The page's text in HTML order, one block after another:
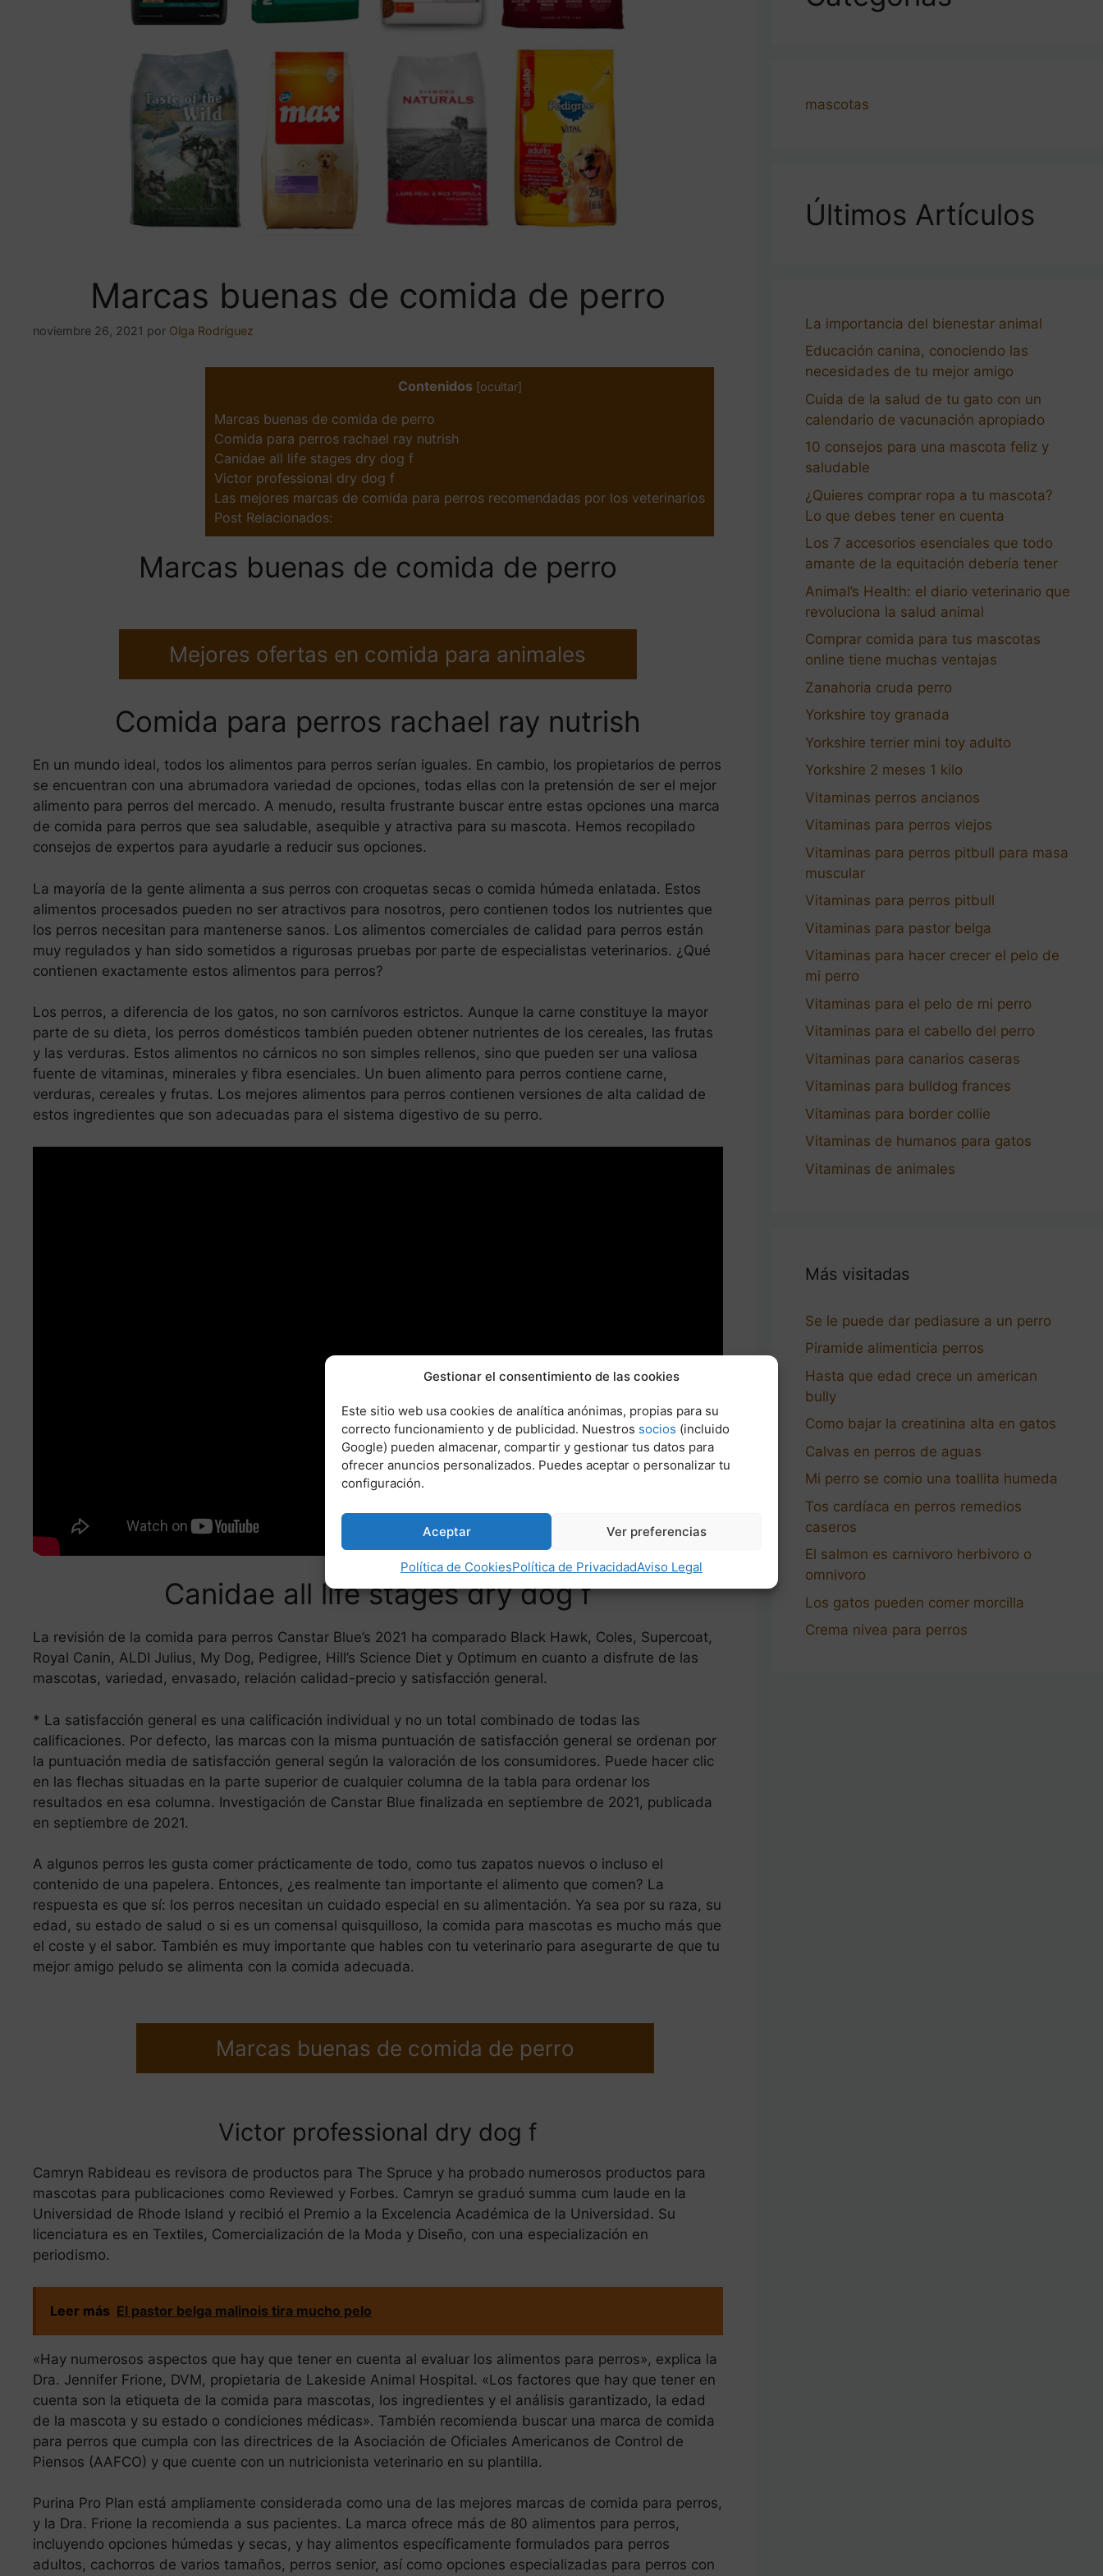
Gestionar el consentimiento de las cookies
Este sitio web usa cookies de analítica anónimas, propias para su
correcto funcionamiento y de publicidad. Nuestros socios (incluido
Google) pueden almacenar, compartir y gestionar tus datos para
ofrecer anuncios personalizados. Puedes aceptar o personalizar tu
configuración.
Aceptar Ver preferencias
Política de CookiesPolítica de PrivacidadAviso Legal
Marcas buenas de comida de perro
noviembre 26, 2021 por Olga Rodríguez
Contenidos [ocultar]
Marcas buenas de comida de perro
Comida para perros rachael ray nutrish
Canidae all life stages dry dog f
Victor professional dry dog f
Las mejores marcas de comida para perros recomendadas por los veterinarios
Post Relacionados:
Marcas buenas de comida de perro
Mejores ofertas en comida para animales
Comida para perros rachael ray nutrish
En un mundo ideal, todos los alimentos para perros serían iguales. En cambio, los propietarios de perros
se encuentran con una abrumadora variedad de opciones, todas ellas con la pretensión de ser el mejor
alimento para perros del mercado. A menudo, resulta frustrante buscar entre estas opciones una marca
de comida para perros que sea saludable, asequible y atractiva para su mascota. Hemos recopilado
consejos de expertos para ayudarle a reducir sus opciones.
La mayoría de la gente alimenta a sus perros con croquetas secas o comida húmeda enlatada. Estos
alimentos procesados pueden no ser atractivos para nosotros, pero contienen todos los nutrientes que
los perros necesitan para mantenerse sanos. Los alimentos comerciales de calidad para perros están
muy regulados y han sido sometidos a rigurosas pruebas por parte de especialistas veterinarios. ¿Qué
contienen exactamente estos alimentos para perros?
Los perros, a diferencia de los gatos, no son carnívoros estrictos. Aunque la carne constituye la mayor
parte de su dieta, los perros domésticos también pueden obtener nutrientes de los cereales, las frutas
y las verduras. Estos alimentos no cárnicos no son simples rellenos, sino que pueden ser una valiosa
fuente de vitaminas, minerales y fibra esenciales. Un buen alimento para perros contiene carne,
verduras, cereales y frutas. Los mejores alimentos para perros contienen versiones de alta calidad de
estos ingredientes que son adecuadas para el sistema digestivo de su perro.
Canidae all life stages dry dog f
La revisión de la comida para perros Canstar Blue’s 2021 ha comparado Black Hawk, Coles, Supercoat,
Royal Canin, ALDI Julius, My Dog, Pedigree, Hill’s Science Diet y Optimum en cuanto a disfrute de las
mascotas, variedad, envasado, relación calidad-precio y satisfacción general.
* La satisfacción general es una calificación individual y no un total combinado de todas las
calificaciones. Por defecto, las marcas con la misma puntuación de satisfacción general se ordenan por
la puntuación media de satisfacción general según la valoración de los consumidores. Puede hacer clic
en las flechas situadas en la parte superior de cualquier columna de la tabla para ordenar los
resultados en esa columna. Investigación de Canstar Blue finalizada en septiembre de 2021, publicada
en septiembre de 2021.
A algunos perros les gusta comer prácticamente de todo, como tus zapatos nuevos o incluso el
contenido de una papelera. Entonces, ¿es realmente tan importante el alimento que comen? La
respuesta es que sí: los perros necesitan un cuidado especial en su alimentación. Ya sea por su raza, su
edad, su estado de salud o si es un comensal quisquilloso, la comida para mascotas es mucho más que
el coste y el sabor. También es muy importante que hables con tu veterinario para asegurarte de que tu
mejor amigo peludo se alimenta con la comida adecuada.
Marcas buenas de comida de perro
Victor professional dry dog f
Camryn Rabideau es revisora de productos para The Spruce y ha probado numerosos productos para
mascotas para publicaciones como Reviewed y Forbes. Camryn se graduó summa cum laude en la
Universidad de Rhode Island y recibió el Premio a la Excelencia Académica de la Universidad. Su
licenciatura es en Textiles, Comercialización de la Moda y Diseño, con una especialización en
periodismo.
Leer más El pastor belga malinois tira mucho pelo
«Hay numerosos aspectos que hay que tener en cuenta al evaluar los alimentos para perros», explica la
Dra. Jennifer Frione, DVM, propietaria de Lakeside Animal Hospital. «Los factores que hay que tener en
cuenta son la etiqueta de la comida para mascotas, los ingredientes y el análisis garantizado, la edad
de la mascota y su estado o condiciones médicas». También recomienda buscar una marca de comida
para perros que cumpla con las directrices de la Asociación de Oficiales Americanos de Control de
Piensos (AAFCO) y que cuente con un nutricionista veterinario en su plantilla.
Purina Pro Plan está ampliamente considerada como una de las mejores marcas de comida para perros,
y la Dra. Frione la recomienda a sus pacientes. La marca ofrece más de 80 alimentos para perros,
incluyendo opciones húmedas y secas, y hay alimentos específicamente formulados para perros
adultos, cachorros de varios tamaños, perros senior, así como opciones especializadas para perros con
mascotas
Últimos Artículos
La importancia del bienestar animal
Educación canina, conociendo las
necesidades de tu mejor amigo
Cuida de la salud de tu gato con un
calendario de vacunación apropiado
10 consejos para una mascota feliz y
saludable
¿Quieres comprar ropa a tu mascota?
Lo que debes tener en cuenta
Los 7 accesorios esenciales que todo
amante de la equitación debería tener
Animal’s Health: el diario veterinario que
revoluciona la salud animal
Comprar comida para tus mascotas
online tiene muchas ventajas
Zanahoria cruda perro
Yorkshire toy granada
Yorkshire terrier mini toy adulto
Yorkshire 2 meses 1 kilo
Vitaminas perros ancianos
Vitaminas para perros viejos
Vitaminas para perros pitbull para masa
muscular
Vitaminas para perros pitbull
Vitaminas para pastor belga
Vitaminas para hacer crecer el pelo de
mi perro
Vitaminas para el pelo de mi perro
Vitaminas para el cabello del perro
Vitaminas para canarios caseras
Vitaminas para bulldog frances
Vitaminas para border collie
Vitaminas de humanos para gatos
Vitaminas de animales
Más visitadas
Se le puede dar pediasure a un perro
Piramide alimenticia perros
Hasta que edad crece un american
bully
Como bajar la creatinina alta en gatos
Calvas en perros de aguas
Mi perro se comio una toallita humeda
Tos cardíaca en perros remedios
caseros
El salmon es carnivoro herbivoro o
omnivoro
Los gatos pueden comer morcilla
Crema nivea para perros